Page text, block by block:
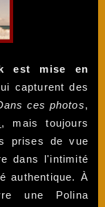
est mise en
capturent des
ces photos,
, mais toujours
prises de vue
dans l'intimité
authentique. À
une Polina